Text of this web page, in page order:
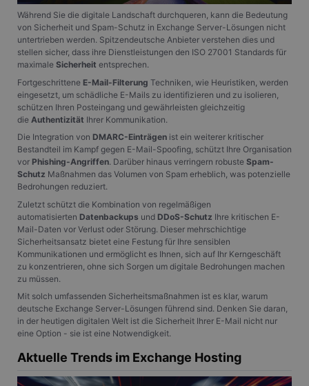
Während Sie die digitale Landschaft durchqueren, kann die Bedeutung
von Sicherheit und Spam-Schutz in Exchange Server-Lösungen nicht
untertrieben werden. Spitzendeutsche Anbieter verstehen dies und
stellen sicher, dass ihre Dienstleistungen den ISO 27001 Standards für
maximale Sicherheit entsprechen.
Fortgeschrittene E-Mail-Filterung Techniken, wie Heuristiken, werden
eingesetzt, um schädliche E-Mails zu identifizieren und zu isolieren,
schützen Ihren Posteingang und gewährleisten gleichzeitig
die Authentizität Ihrer Kommunikation.
Die Integration von DMARC-Einträgenist ein weiterer kritischer
Bestandteil im Kampf gegen E-Mail-Spoofing, schützt Ihre Organisation
vor Phishing-Angriffen. Darüber hinaus verringern robuste Spam-
Schutz Maßnahmen das Volumen von Spam erheblich, was potenzielle
Bedrohungen reduziert.
Zuletzt schützt die Kombination von regelmäßigen
automatisierten Datenbackups und DDoS-Schutz Ihre kritischen E-
Mail-Daten vor Verlust oder Störung. Dieser mehrschichtige
Sicherheitsansatz bietet eine Festung für Ihre sensiblen
Kommunikationen und ermöglicht es Ihnen, sich auf Ihr Kerngeschäft
zu konzentrieren, ohne sich Sorgen um digitale Bedrohungen machen
zu müssen.
Mit solch umfassenden Sicherheitsmaßnahmen ist es klar, warum
deutsche Exchange Server-Lösungen führend sind. Denken Sie daran,
in der heutigen digitalen Welt ist die Sicherheit Ihrer E-Mail nicht nur
eine Option - sie ist eine Notwendigkeit.
Aktuelle Trends im Exchange Hosting